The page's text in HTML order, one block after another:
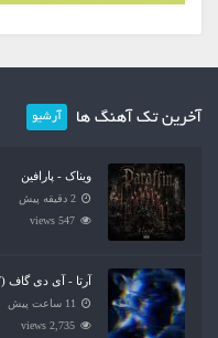
آخرین تک آهنگ ها آرشیو
ویناک - پارافین
2 دقیقه پیش
547 views
آرتا - آی دی گاف (IDGAF)
11 ساعت پیش
2,735 views